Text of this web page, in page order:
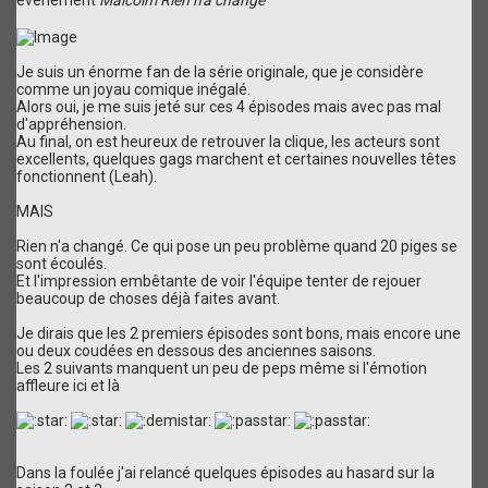
Je suis un énorme fan de la série originale, que je considère
comme un joyau comique inégalé.
Alors oui, je me suis jeté sur ces 4 épisodes mais avec pas mal
d'appréhension.
Au final, on est heureux de retrouver la clique, les acteurs sont
excellents, quelques gags marchent et certaines nouvelles têtes
fonctionnent (Leah).
MAIS
Rien n'a changé. Ce qui pose un peu problème quand 20 piges se
sont écoulés.
Et l'impression embêtante de voir l'équipe tenter de rejouer
beaucoup de choses déjà faites avant.
Je dirais que les 2 premiers épisodes sont bons, mais encore une
ou deux coudées en dessous des anciennes saisons.
Les 2 suivants manquent un peu de peps même si l'émotion
affleure ici et là
Dans la foulée j'ai relancé quelques épisodes au hasard sur la